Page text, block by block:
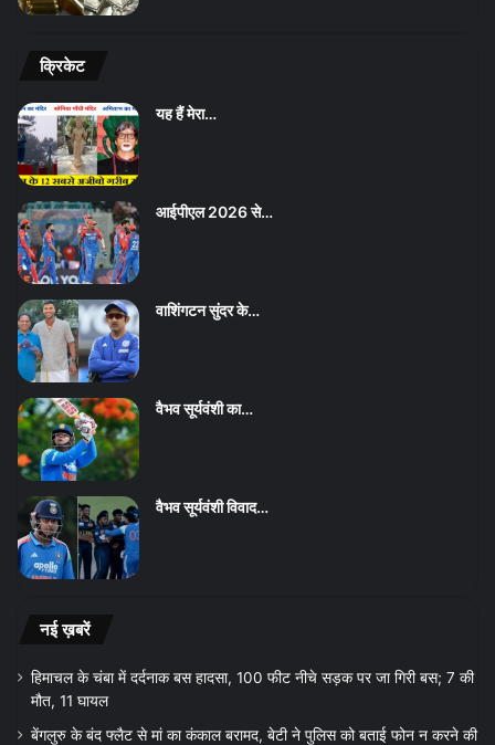
क्रिकेट
यह हैं मेरा…
आईपीएल 2026 से…
वाशिंगटन सुंदर के…
वैभव सूर्यवंशी का…
वैभव सूर्यवंशी विवाद…
नई ख़बरें
हिमाचल के चंबा में दर्दनाक बस हादसा, 100 फीट नीचे सड़क पर जा गिरी बस; 7 की
मौत, 11 घायल
बेंगलुरु के बंद फ्लैट से मां का कंकाल बरामद, बेटी ने पुलिस को बताई फोन न करने की